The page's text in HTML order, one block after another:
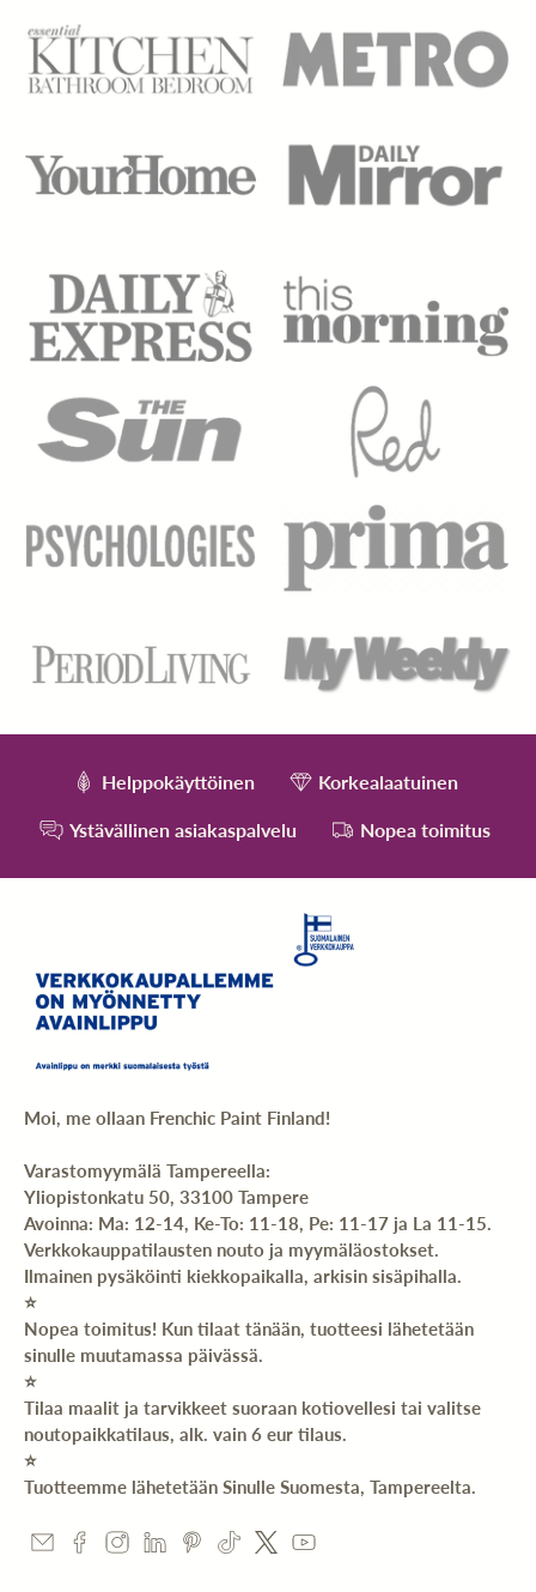
Helppokäyttöinen Korkealaatuinen
Ystävällinen asiakaspalvelu Nopea toimitus
Moi, me ollaan Frenchic Paint Finland!
Varastomyymälä Tampereella:
Yliopistonkatu 50, 33100 Tampere
Avoinna: Ma: 12-14, Ke-To: 11-18, Pe: 11-17 ja La 11-15.
Verkkokauppatilausten nouto ja myymäläostokset.
Ilmainen pysäköinti kiekkopaikalla, arkisin sisäpihalla.
⭐️
Nopea toimitus! Kun tilaat tänään, tuotteesi lähetetään
sinulle muutamassa päivässä.
⭐️
Tilaa maalit ja tarvikkeet suoraan kotiovellesi tai valitse
noutopaikkatilaus, alk. vain 6 eur tilaus.
⭐️
Tuotteemme lähetetään Sinulle Suomesta, Tampereelta.